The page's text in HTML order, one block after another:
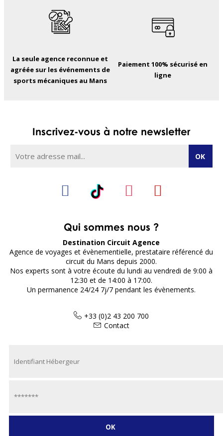
La seule agence reconnue et
agréée sur les événements de
sports mécaniques au Mans
Paiement 100% sécurisé en
ligne
Qui sommes nous ?
Destination Circuit Agence
Agence de voyages et évènementielle, prestataire référencé du
circuit du Mans depuis 2000.
Nos experts sont à votre écoute du lundi au vendredi de 9:00 à
12:30 et de 14:00 à 17:00.
Un permanence 24/24 7j/7 pendant les évènements.
+33 (0)2 43 200 700
Contact
Inscrivez-vous à notre newsletter